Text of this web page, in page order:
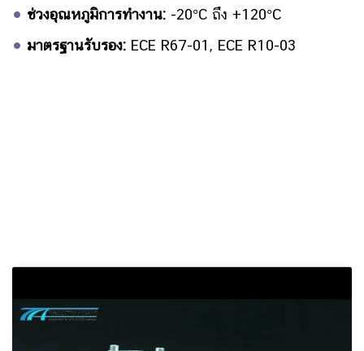
• ช่วงอุณหภูมิการทำงาน: -20°C ถึง +120°C
• มาตรฐานรับรอง: ECE R67-01, ECE R10-03